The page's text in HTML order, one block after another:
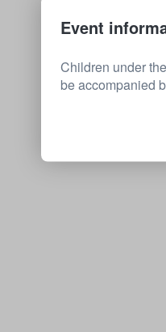
Event
Children under
be accompanied